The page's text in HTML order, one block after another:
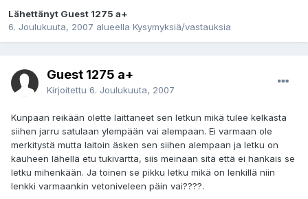
Lähettänyt Guest 1275 a+
6. Joulukuuta, 2007 alueella Kysymyksiä/vastauksia
Guest 1275 a+
Kirjoitettu 6. Joulukuuta, 2007
Kunpaan reikään olette laittaneet sen letkun mikä tulee kelkasta
siihen jarru satulaan ylempään vai alempaan. Ei varmaan ole
merkitystä mutta laitoin äsken sen siihen alempaan ja letku on
kauheen lähellä etu tukivartta, siis meinaan sitä että ei hankais se
letku mihenkään. Ja toinen se pikku letku mikä on lenkillä niin
lenkki varmaankin vetoniveleen päin vai????.